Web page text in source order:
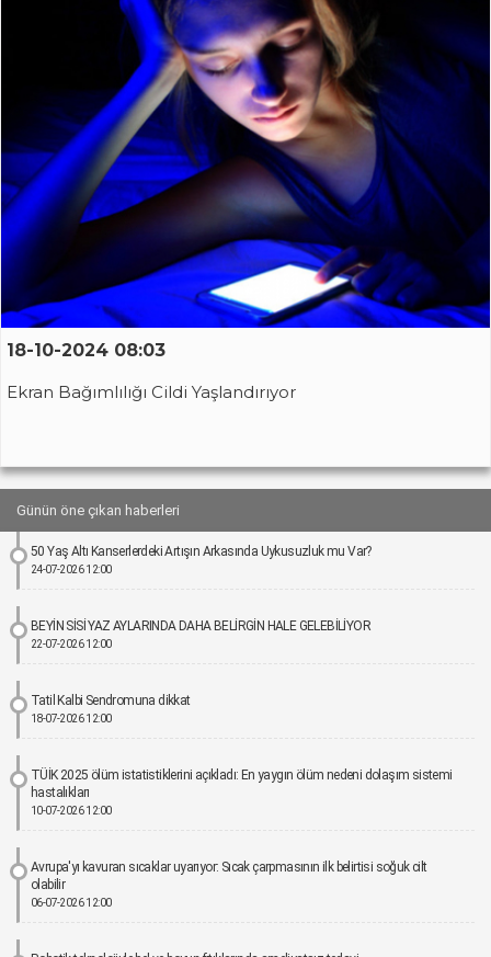
18-10-2024 08:03
Ekran Bağımlılığı Cildi Yaşlandırıyor
Günün öne çıkan haberleri
50 Yaş Altı Kanserlerdeki Artışın Arkasında Uykusuzluk mu Var?
24-07-2026 12:00
BEYİN SİSİ YAZ AYLARINDA DAHA BELİRGİN HALE GELEBİLİYOR
22-07-2026 12:00
Tatil Kalbi Sendromuna dikkat
18-07-2026 12:00
TÜİK 2025 ölüm istatistiklerini açıkladı: En yaygın ölüm nedeni dolaşım sistemi
hastalıkları
10-07-2026 12:00
Avrupa'yı kavuran sıcaklar uyarıyor: Sıcak çarpmasının ilk belirtisi soğuk cilt
olabilir
06-07-2026 12:00